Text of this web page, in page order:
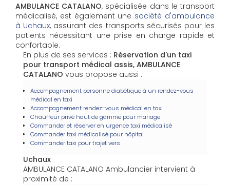
AMBULANCE CATALANO, spécialisée dans le transport
médicalisé, est également une société d'ambulance
à Uchaux, assurant des transports sécurisés pour les
patients nécessitant une prise en charge rapide et
confortable.
En plus de ses services : Réservation d'un taxi
pour transport médical assis, AMBULANCE
CATALANO vous propose aussi :
Accompagnement personne diabétique à un rendez-vous
médical en taxi
Accompagnement rendez-vous médical en taxi
Chauffeur privé haut de gamme pour mariage
Commander et réserver en urgence taxi médicalisé
Commander taxi médicalisé pour hôpital
Commander taxi pour trajet vers
Uchaux
AMBULANCE CATALANO Ambulancier intervient à
proximité de :